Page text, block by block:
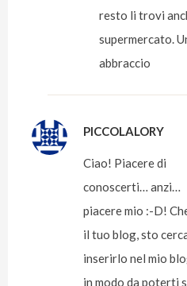
resto li trovi
supermercato.
abbraccio
PICCOLALORY
Ciao! Piacere di
conoscerti… anzi…
piacere mio :-D!
il tuo blog, sto
inserirlo nel mio
in modo da poterti